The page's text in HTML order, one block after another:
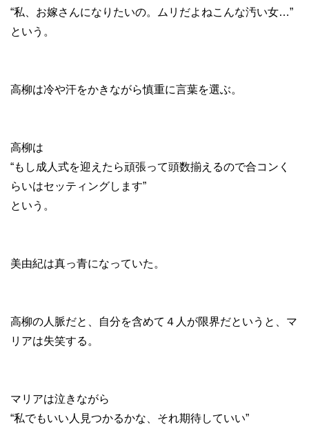
“私、お嫁さんになりたいの。ムリだよねこんな汚い女…”
という。
高柳は冷や汗をかきながら慎重に言葉を選ぶ。
高柳は
“もし成人式を迎えたら頑張って頭数揃えるので合コンく
らいはセッティングします”
という。
美由紀は真っ青になっていた。
高柳の人脈だと、自分を含めて４人が限界だというと、マ
リアは失笑する。
マリアは泣きながら
“私でもいい人見つかるかな、それ期待していい”